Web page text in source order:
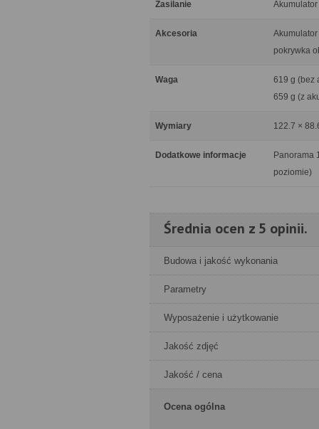
Zasilanie
Akcesoria
pokrywka
Waga
619 g (bez
659 g (z
Wymiary 122.7 ×
Dodatkowe informacje
Panorama
poziomie)
Średnia ocen z 5 opinii.
Budowa i jakość wykonania
Parametry
Wyposażenie i użytkowanie
Jakość zdjęć
Jakość / cena
Ocena ogólna